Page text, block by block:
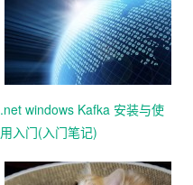
.net windows Kafka 安装与使
用入门(入门笔记)